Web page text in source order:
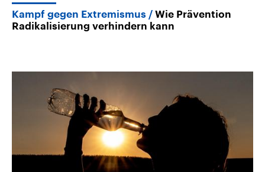
Kampf gegen Extremismus
Wie Prävention
Radikalisierung verhindern kann